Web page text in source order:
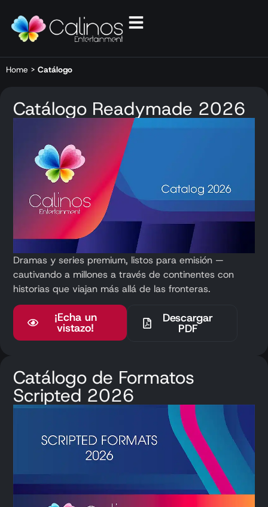
Home > Catálogo
Catálogo Readymade 2026
Dramas y series premium, listos para emisión —
cautivando a millones a través de continentes con
historias que viajan más allá de las fronteras.
¡Echa un
vistazo!
Descargar
PDF
Catálogo de Formatos
Scripted 2026